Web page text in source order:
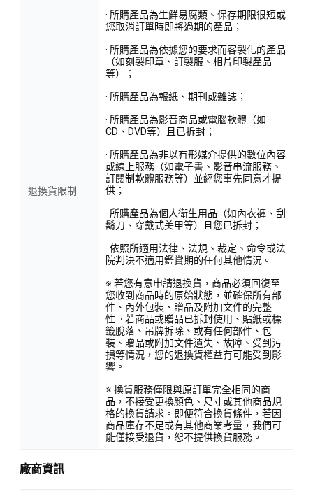
退換貨限制
· 所購產品為生鮮易腐類、保存期限很短或
您取消訂單時即將過期的產品；
· 所購產品為依據您的要求而客製化的產品
（如刻製印章、訂製服、相片印製產品
等）；
· 所購產品為報紙、期刊或雜誌；
· 所購產品為影音商品或電腦軟體（如
CD、DVD等）且已拆封；
· 所購產品為非以有形媒介提供的數位內容
或線上服務（如電子書、影音串流服務、
訂閱制軟體服務等）並經您事先同意才提
供；
· 所購產品為個人衛生用品（如內衣褲、刮
鬍刀、穿戴式美甲等）且您已拆封；
· 依照所適用法律、法規、裁定、命令或法
院判決不適用鑑賞期的任何其他情況。
※ 若您有意申請退換貨，商品必須回復至
您收到商品時的原始狀態，並確保所有部
件、內外包裝、贈品及附加文件的完整
性。若商品或贈品已拆封使用、貼紙或標
籤脫落、吊牌拆除、或有任何部件、包
裝、贈品或附加文件遺失、故障、受到污
損等情況，您的退換貨權益有可能受到影
響。
※ 換貨服務僅限與原訂單完全相同的商
品，不接受更換顏色、尺寸或其他商品規
格的換貨請求。即便符合換貨條件，若因
商品庫存不足或有其他商業考量，我們可
能僅接受退貨，恕不提供換貨服務。
廠商資訊